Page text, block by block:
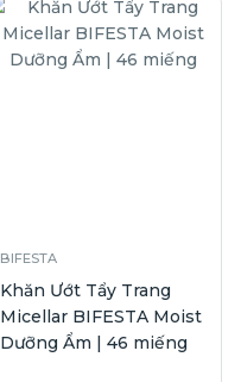
BIFESTA
Khăn Ướt Tẩy Trang
Micellar BIFESTA Moist
Dưỡng Ẩm | 46 miếng